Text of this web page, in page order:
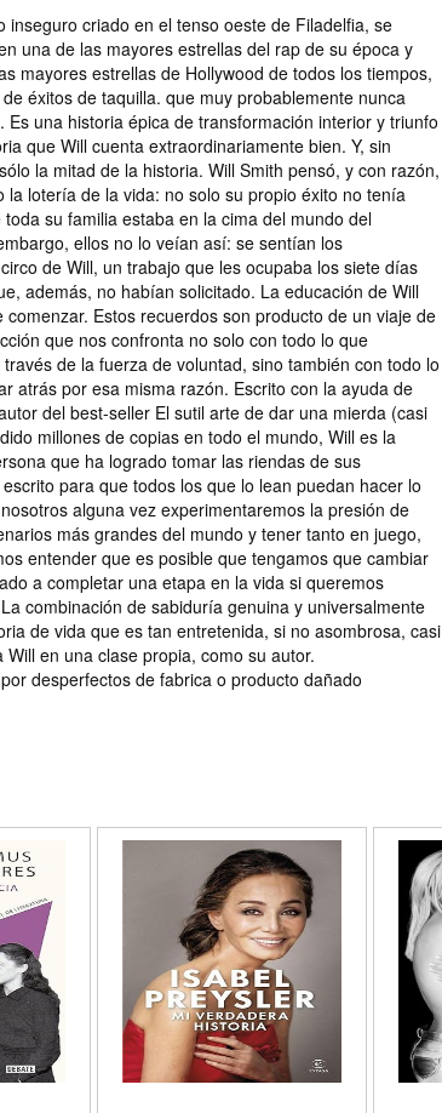
inseguro criado en el tenso oeste de Filadelfia, se
una de las mayores estrellas del rap de su época y
mayores estrellas de Hollywood de todos los tiempos,
éxitos de taquilla. que muy probablemente nunca
Es una historia épica de transformación interior y triunfo
que Will cuenta extraordinariamente bien. Y, sin
la mitad de la historia. Will Smith pensó, y con razón,
la lotería de la vida: no solo su propio éxito no tenía
su familia estaba en la cima del mundo del
ellos no lo veían así: se sentían los
de Will, un trabajo que les ocupaba los siete días
además, no habían solicitado. La educación de Will
comenzar. Estos recuerdos son producto de un viaje de
que nos confronta no solo con todo lo que
de la fuerza de voluntad, sino también con todo lo
atrás por esa misma razón. Escrito con la ayuda de
del best-seller El sutil arte de dar una mierda (casi
millones de copias en todo el mundo, Will es la
que ha logrado tomar las riendas de sus
para que todos los que lo lean puedan hacer lo
alguna vez experimentaremos la presión de
más grandes del mundo y tener tanto en juego,
entender que es posible que tengamos que cambiar
a completar una etapa en la vida si queremos
combinación de sabiduría genuina y universalmente
de vida que es tan entretenida, si no asombrosa, casi
en una clase propia, como su autor.
desperfectos de fabrica o producto dañado